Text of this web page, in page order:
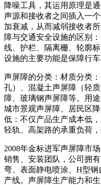
降噪工具，其运用原理是
声源和接收者之间插入一
加衰减，从而减弱接收者
障与交通安全设施的区别
线、护栏、隔离栅、轮廓
设施的主要功能是保障行车
声屏障的分类：材质分类
孔）、混凝土声屏障（轻
障、玻璃钢声屏障等。用
城市景观声屏障、居民区
低：不仅产品生产成本低
轻轨、高架路的承重负荷，
2008年金标进军声屏障市
销售、安装团队，公司拥
弯、表面静电喷涂、H型
产线。声屏障生产能力和